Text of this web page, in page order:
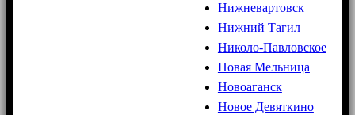
Нижневартовск
Нижний Тагил
Николо-Павловское
Новая Мельница
Новоаганск
Новое Девяткино